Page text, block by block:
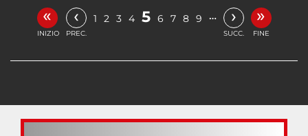
«
INIZIO
‹
PREC.
1 2 3 4 5 6 7 8 9 … ›
SUCC.
»
FINE